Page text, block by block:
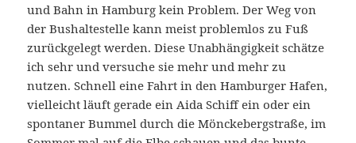
und Bahn in Hamburg kein Problem. Der Weg von
der Bushaltestelle kann meist problemlos zu Fuß
zurückgelegt werden. Diese Unabhängigkeit schätze
ich sehr und versuche sie mehr und mehr zu
nutzen. Schnell eine Fahrt in den Hamburger Hafen,
vielleicht läuft gerade ein Aida Schiff ein oder ein
spontaner Bummel durch die Mönckebergstraße, im